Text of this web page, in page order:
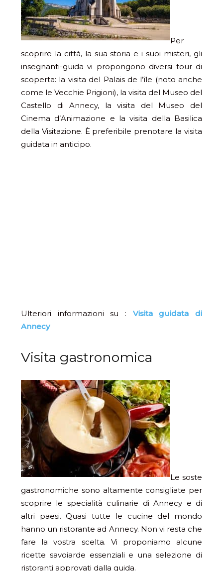
Per
scoprire la città, la sua storia e i suoi misteri, gli
insegnanti-guida vi propongono diversi tour di
scoperta: la visita del Palais de l’île (noto anche
come le Vecchie Prigioni), la visita del Museo del
Castello di Annecy, la visita del Museo del
Cinema d’Animazione e la visita della Basilica
della Visitazione. È preferibile prenotare la visita
guidata in anticipo.
Ulteriori informazioni su : Visita guidata di
Annecy
Visita gastronomica
Le soste
gastronomiche sono altamente consigliate per
scoprire le specialità culinarie di Annecy e di
altri paesi. Quasi tutte le cucine del mondo
hanno un ristorante ad Annecy. Non vi resta che
fare la vostra scelta. Vi proponiamo alcune
ricette savoiarde essenziali e una selezione di
ristoranti approvati dalla guida.